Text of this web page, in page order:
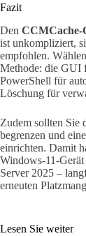
Fazit
Den CCMCache-
ist unkompliziert,
empfohlen.
Methode: die GUI
PowerShell für
Löschung für
Zudem sollten Sie
begrenzen und
einrichten. Damit
Windows-11-
Server 2025 –
erneuten
Lesen Sie weiter